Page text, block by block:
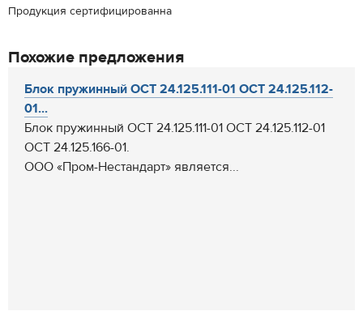
Продукция сертифицированна
Похожие предложения
Блок пружинный ОСТ 24.125.111-01 ОСТ 24.125.112-
01...
Блок пружинный ОСТ 24.125.111-01 ОСТ 24.125.112-01
ОСТ 24.125.166-01.
ООО «Пром-Нестандарт» является...